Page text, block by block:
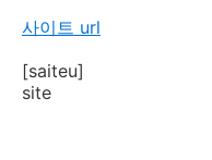
사이트 url
[saiteu]
site